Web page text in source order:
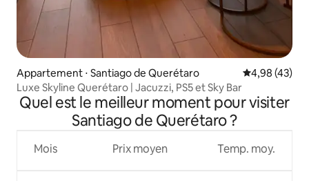
Appartement ⋅ Santiago de Querétaro Évaluation
4,98 (43)
Luxe Skyline Querétaro | Jacuzzi, PS5 et Sky Bar
Quel est le meilleur moment pour visiter
Santiago de Querétaro ?
Mois Prix moyen Temp. moy.